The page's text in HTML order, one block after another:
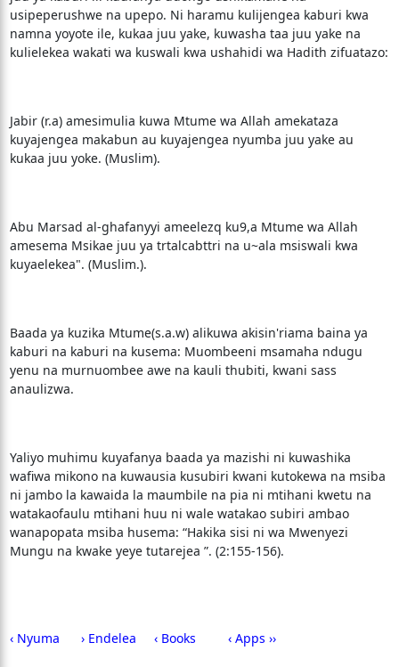
usipeperushwe na upepo. Ni haramu kulijengea kaburi kwa
namna yoyote ile, kukaa juu yake, kuwasha taa juu yake na
kulielekea wakati wa kuswali kwa ushahidi wa Hadith zifuatazo:
Jabir (r.a) amesimulia kuwa Mtume wa Allah amekataza
kuyajengea makabun au kuyajengea nyumba juu yake au
kukaa juu yoke. (Muslim).
Abu Marsad al-ghafanyyi ameelezq ku9,a Mtume wa Allah
amesema Msikae juu ya trtalcabttri na u~ala msiswali kwa
kuyaelekea". (Muslim.).
Baada ya kuzika Mtume(s.a.w) alikuwa akisin'riama baina ya
kaburi na kaburi na kusema: Muombeeni msamaha ndugu
yenu na murnuombee awe na kauli thubiti, kwani sass
anaulizwa.
Yaliyo muhimu kuyafanya baada ya mazishi ni kuwashika
wafiwa mikono na kuwausia kusubiri kwani kutokewa na msiba
ni jambo la kawaida la maumbile na pia ni mtihani kwetu na
watakaofaulu mtihani huu ni wale watakao subiri ambao
wanapopata msiba husema: “Hakika sisi ni wa Mwenyezi
Mungu na kwake yeye tutarejea ”. (2:155-156).
‹ Nyuma › Endelea ‹ Books ‹ Apps ››